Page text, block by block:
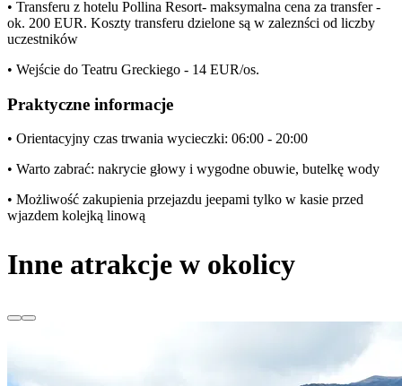
• Transferu z hotelu Pollina Resort- maksymalna cena za transfer -
ok. 200 EUR. Koszty transferu dzielone są w zaleznści od liczby
uczestników
• Wejście do Teatru Greckiego - 14 EUR/os.
Praktyczne informacje
• Orientacyjny czas trwania wycieczki: 06:00 - 20:00
• Warto zabrać: nakrycie głowy i wygodne obuwie, butelkę wody
• Możliwość zakupienia przejazdu jeepami tylko w kasie przed
wjazdem kolejką linową
Inne atrakcje w okolicy